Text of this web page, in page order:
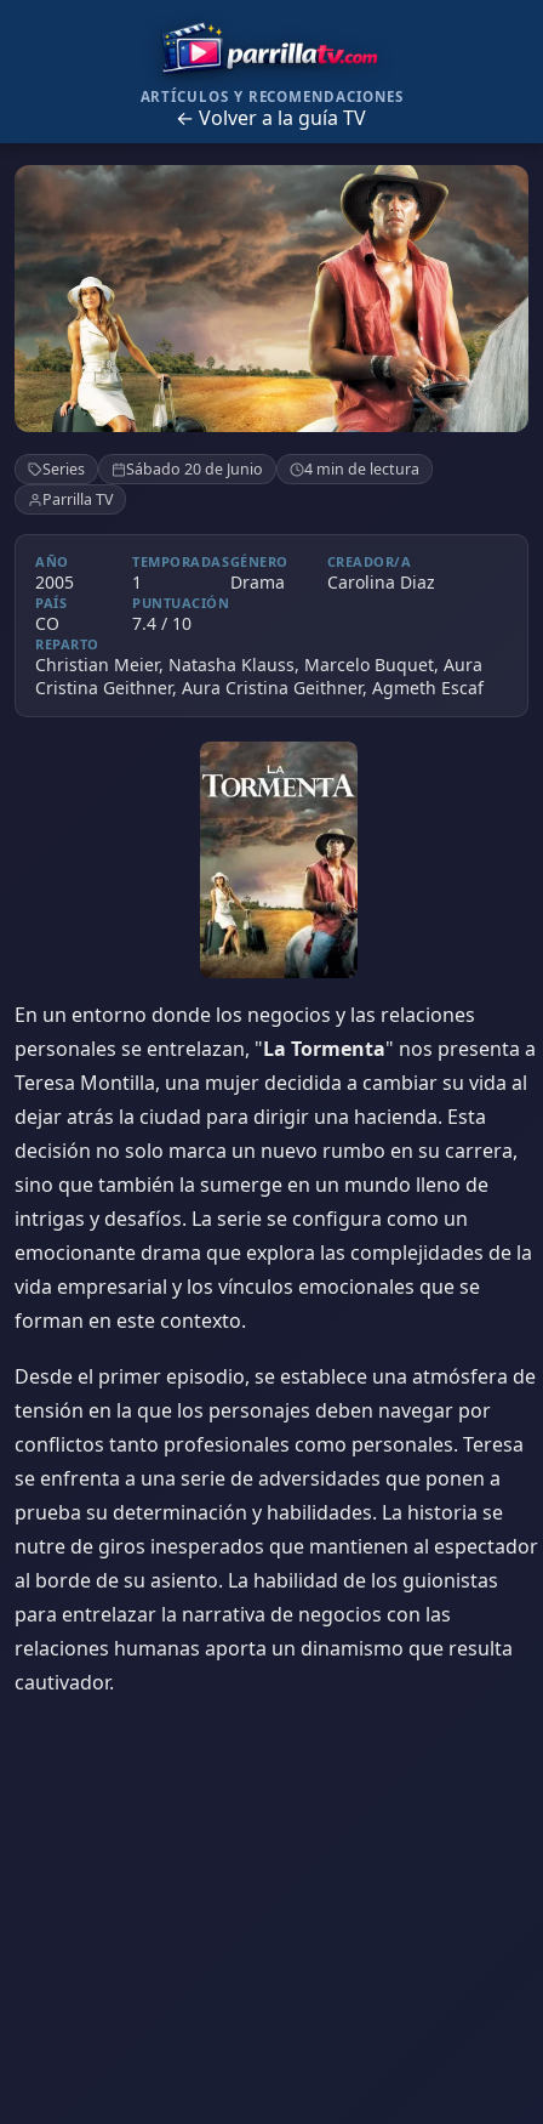
ARTÍCULOS Y RECOMENDACIONES
← Volver a la guía TV
La Tormenta
Series Sábado 20 de Junio
4 min de lectura
Parrilla TV
AÑO
2005
TEMPORADAS
1
GÉNERO
Drama
CREADOR/A
Carolina Diaz
PAÍS
CO
PUNTUACIÓN
7.4 / 10
REPARTO
Christian Meier, Natasha Klauss, Marcelo Buquet, Aura
Cristina Geithner, Aura Cristina Geithner, Agmeth Escaf
En un entorno donde los negocios y las relaciones
personales se entrelazan, "La Tormenta" nos presenta a
Teresa Montilla, una mujer decidida a cambiar su vida al
dejar atrás la ciudad para dirigir una hacienda. Esta
decisión no solo marca un nuevo rumbo en su carrera,
sino que también la sumerge en un mundo lleno de
intrigas y desafíos. La serie se configura como un
emocionante drama que explora las complejidades de la
vida empresarial y los vínculos emocionales que se
forman en este contexto.
Desde el primer episodio, se establece una atmósfera de
tensión en la que los personajes deben navegar por
conflictos tanto profesionales como personales. Teresa
se enfrenta a una serie de adversidades que ponen a
prueba su determinación y habilidades. La historia se
nutre de giros inesperados que mantienen al espectador
al borde de su asiento. La habilidad de los guionistas
para entrelazar la narrativa de negocios con las
relaciones humanas aporta un dinamismo que resulta
cautivador.